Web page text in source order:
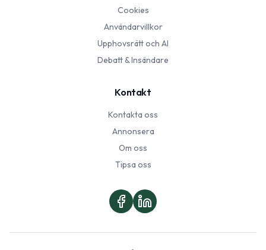
Cookies
Användarvillkor
Upphovsrätt och AI
Debatt & Insändare
Kontakt
Kontakta oss
Annonsera
Om oss
Tipsa oss